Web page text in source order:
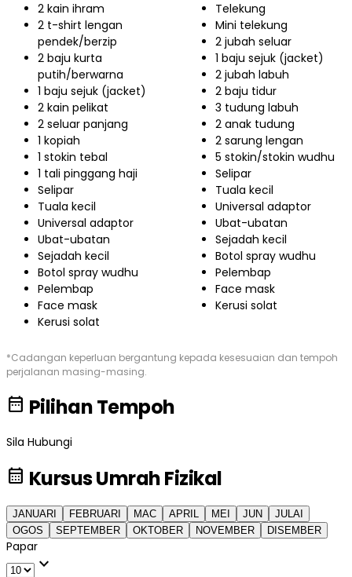
2 kain ihram
2 t-shirt lengan
pendek/berzip
2 baju kurta
putih/berwarna
1 baju sejuk (jacket)
2 kain pelikat
2 seluar panjang
1 kopiah
1 stokin tebal
1 tali pinggang haji
Selipar
Tuala kecil
Universal adaptor
Ubat-ubatan
Sejadah kecil
Botol spray wudhu
Pelembap
Face mask
Kerusi solat
Telekung
Mini telekung
2 jubah seluar
1 baju sejuk (jacket)
2 jubah labuh
2 baju tidur
3 tudung labuh
2 anak tudung
2 sarung lengan
5 stokin/stokin wudhu
Selipar
Tuala kecil
Universal adaptor
Ubat-ubatan
Sejadah kecil
Botol spray wudhu
Pelembap
Face mask
Kerusi solat
*Cadangan keperluan bergantung kepada kesesuaian dan tempoh
perjalanan masing-masing.
date_range Pilihan Tempoh
Sila Hubungi
calendar_month Kursus Umrah Fizikal
JANUARI FEBRUARI MAC APRIL MEI JUN
JULAI
OGOS
SEPTEMBER OKTOBER NOVEMBER DISEMBER
Papar
expand_more